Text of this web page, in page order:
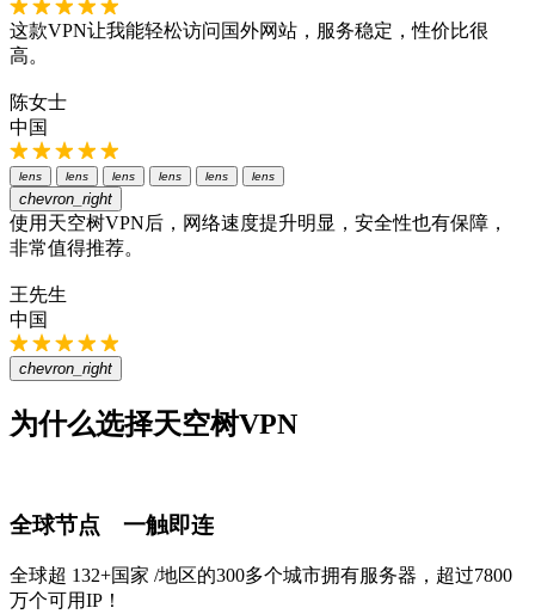
这款VPN让我能轻松访问国外网站，服务稳定，性价比很
高。
陈女士
中国
lens lens lens lens lens lens
chevron_right
使用天空树VPN后，网络速度提升明显，安全性也有保障，
非常值得推荐。
王先生
中国
chevron_right
为什么选择天空树VPN
全球节点 一触即连
全球超 132+国家 /地区的300多个城市拥有服务器，超过7800
万个可用IP！